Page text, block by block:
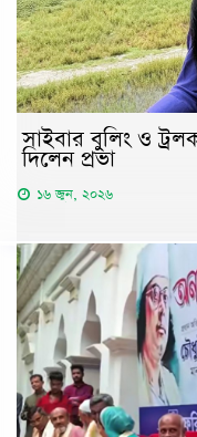
সাইবার বুলিং ও
দিলেন প্রভা
১৬ জুন, ২০২৬